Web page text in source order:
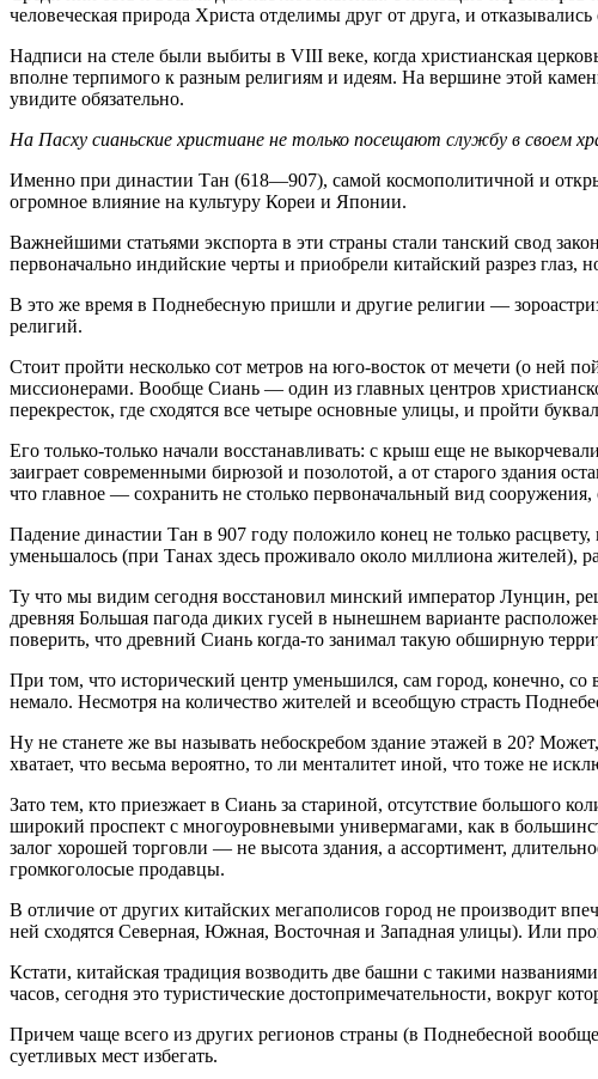
человеческая природа Христа отделимы друг от друга, и
Надписи на стеле были выбиты в VIII веке, когда христианская
вполне терпимого к разным религиям и идеям. На вершине этой
увидите обязательно.
На Пасху сианьские христиане не только посещают службу в своем
Именно при династии Тан (618—907), самой космополитичной и
огромное влияние на культуру Кореи и Японии.
Важнейшими статьями экспорта в эти страны стали танский свод
первоначально индийские черты и приобрели китайский разрез
В это же время в Поднебесную пришли и другие религии —
религий.
Стоит пройти несколько сот метров на юго-восток от мечети (о ней
миссионерами. Вообще Сиань — один из главных центров
перекресток, где сходятся все четыре основные улицы, и пройти
Его только-только начали восстанавливать: с крыш еще не
заиграет современными бирюзой и позолотой, а от старого здания
что главное — сохранить не столько первоначальный вид
Падение династии Тан в 907 году положило конец не только
уменьшалось (при Танах здесь проживало около миллиона жителей),
Ту что мы видим сегодня восстановил минский император Лунцин,
древняя Большая пагода диких гусей в нынешнем варианте
поверить, что древний Сиань когда-то занимал такую обширную
При том, что исторический центр уменьшился, сам город, конечно,
немало. Несмотря на количество жителей и всеобщую страсть
Ну не станете же вы называть небоскребом здание этажей в 20?
хватает, что весьма вероятно, то ли менталитет иной, что тоже не
Зато тем, кто приезжает в Сиань за стариной, отсутствие большого
широкий проспект с многоуровневыми универмагами, как в
залог хорошей торговли — не высота здания, а ассортимент,
громкоголосые продавцы.
В отличие от других китайских мегаполисов город не производит
ней сходятся Северная, Южная, Восточная и Западная улицы). Или
Кстати, китайская традиция возводить две башни с такими
часов, сегодня это туристические достопримечательности, вокруг
Причем чаще всего из других регионов страны (в Поднебесной
суетливых мест избегать.